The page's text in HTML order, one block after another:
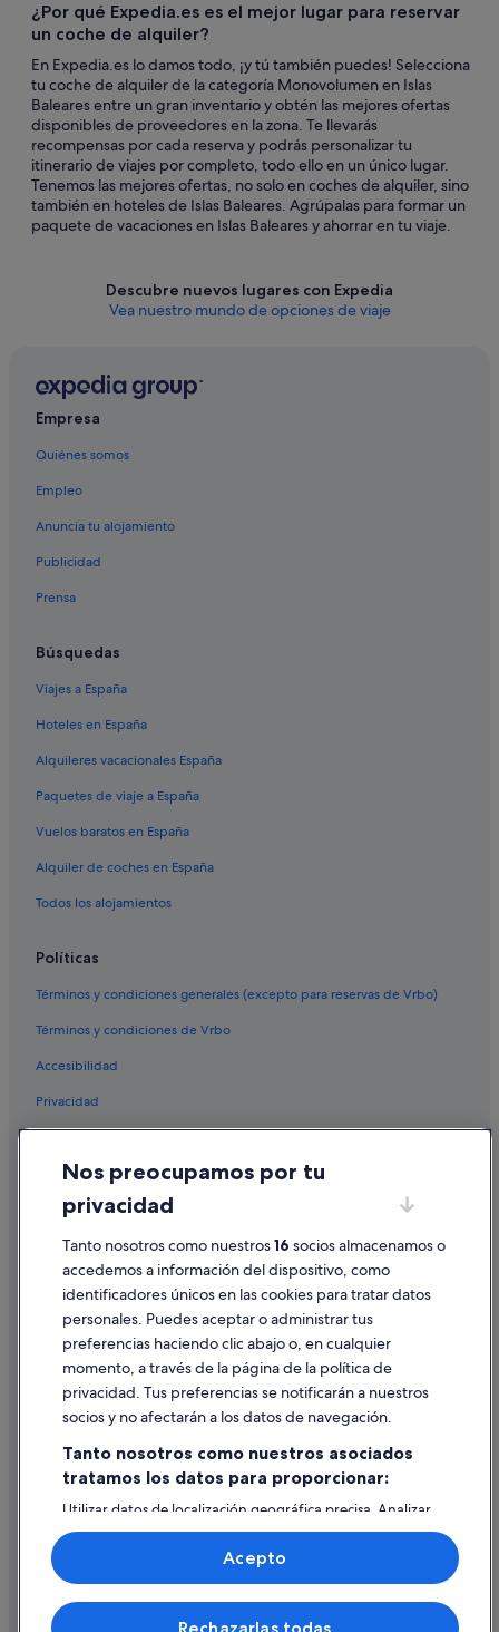
¿Por qué Expedia.es es el mejor lugar para reservar
un coche de alquiler?
En Expedia.es lo damos todo, ¡y tú también puedes! Selecciona
tu coche de alquiler de la categoría Monovolumen en Islas
Baleares entre un gran inventario y obtén las mejores ofertas
disponibles de proveedores en la zona. Te llevarás
recompensas por cada reserva y podrás personalizar tu
itinerario de viajes por completo, todo ello en un único lugar.
Tenemos las mejores ofertas, no solo en coches de alquiler, sino
también en hoteles de Islas Baleares. Agrúpalas para formar un
paquete de vacaciones en Islas Baleares y ahorrar en tu viaje.
Descubre nuevos lugares con Expedia
Vea nuestro mundo de opciones de viaje
Empresa
Quiénes somos
Empleo
Anuncia tu alojamiento
Publicidad
Prensa
Búsquedas
Viajes a España
Hoteles en España
Alquileres vacacionales España
Paquetes de viaje a España
Vuelos baratos en España
Alquiler de coches en España
Todos los alojamientos
Políticas
Términos y condiciones generales (excepto para reservas de Vrbo)
Términos y condiciones de Vrbo
Accesibilidad
Privacidad
Condiciones de uso
Información legal/contacto
Pautas sobre el contenido y cómo denunciar contenido
Ayuda
Cancelar un vuelo
Cancelar una reserva de hotel o de un alquiler vacacional
Utilizar un cupón de Expedia
Documentos para viajes internacionales
© 2026 Expedia, Inc., una empresa de Expedia Group. Todos los
Nos preocupamos por tu
privacidad
Tanto nosotros como nuestros16 socios almacenamos o
accedemos a información del dispositivo, como
identificadores únicos en las cookies para tratar datos
personales. Puedes aceptar o administrar tus
preferencias haciendo clic abajo o, en cualquier
momento, a través de la página de la política de
privacidad. Tus preferencias se notificarán a nuestros
socios y no afectarán a los datos de navegación.
Tanto nosotros como nuestros asociados
tratamos los datos para proporcionar:
Utilizar datos de localización geográfica precisa. Analizar
activamente las características del dispositivo para su
identificación. Almacenar la información en un dispositivo
y/o acceder a ella. Publicidad y contenido personalizados,
medición de publicidad y contenido, investigación de
audiencia y desarrollo de servicios.
Acepto